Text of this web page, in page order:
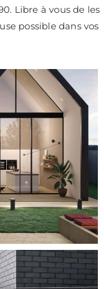
Libre à vous de les
possible dans vos